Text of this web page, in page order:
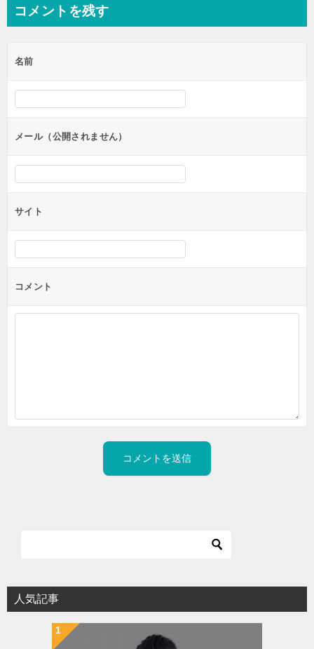
ビ
ー
シ
ン
コメントを残す
名前
メール（公開されません）
サイト
コメント
人気記事